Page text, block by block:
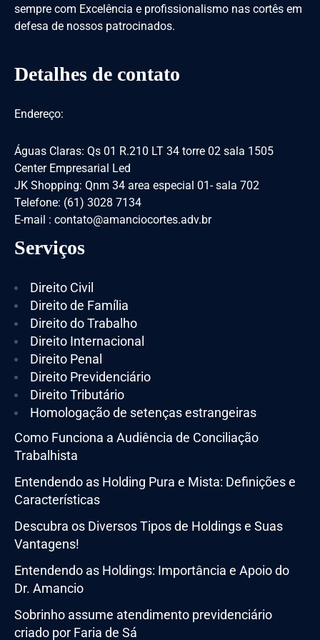
sempre com Excelência e profissionalismo nas cortês em
defesa de nossos patrocinados.
Detalhes de contato
Endereço:
Águas Claras: Qs 01 R.210 LT 34 torre 02 sala 1505
Center Empresarial Led
JK Shopping: Qnm 34 area especial 01- sala 702
Telefone: (61) 3028 7134
E-mail : contato@amanciocortes.adv.br
Serviços
Direito Civil
Direito de Família
Direito do Trabalho
Direito Internacional
Direito Penal
Direito Previdenciário
Direito Tributário
Homologação de setenças estrangeiras
Como Funciona a Audiência de Conciliação
Trabalhista
Entendendo as Holding Pura e Mista: Definições e
Características
Descubra os Diversos Tipos de Holdings e Suas
Vantagens!
Entendendo as Holdings: Importância e Apoio do
Dr. Amancio
Sobrinho assume atendimento previdenciário
criado por Faria de Sá